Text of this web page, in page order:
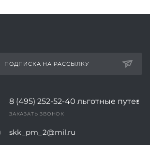
ПОДПИСКА НА РАССЫЛКУ
8 (495) 252-52-40 льготные путевки
ЗАКАЗАТЬ ЗВОНОК
skk_pm_2@mil.ru